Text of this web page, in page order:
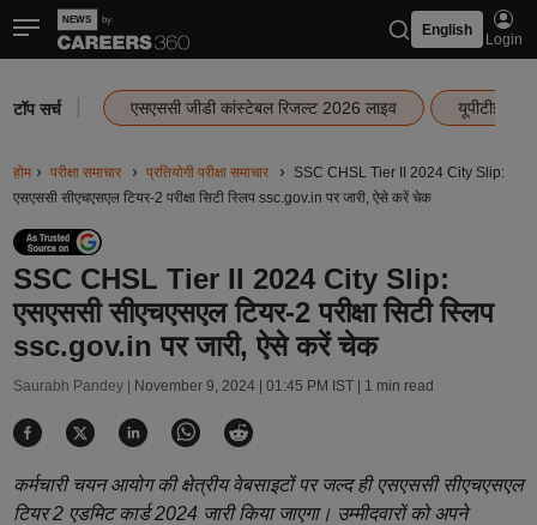
English
Login
टॉप सर्च एसएससी जीडी कांस्टेबल रिजल्ट 2026 लाइव यूपीटीईटी
होम परीक्षा समाचार प्रतियोगी परीक्षा समाचार
SSC CHSL Tier II 2024 City Slip:
एसएससी सीएचएसएल टियर-2 परीक्षा सिटी स्लिप ssc.gov.in पर जारी, ऐसे करें चेक
SSC CHSL Tier II 2024 City Slip:
एसएससी सीएचएसएल टियर-2 परीक्षा सिटी स्लिप
ssc.gov.in पर जारी, ऐसे करें चेक
Saurabh Pandey | November 9, 2024 | 01:45 PM IST| 1 min read
कर्मचारी चयन आयोग की क्षेत्रीय वेबसाइटों पर जल्द ही एसएससी सीएचएसएल
टियर 2 एडमिट कार्ड 2024 जारी किया जाएगा। उम्मीदवारों को अपने